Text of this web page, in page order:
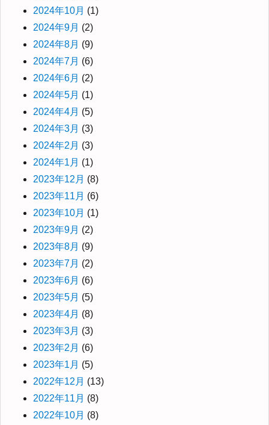
2024年10月 (1)
2024年9月 (2)
2024年8月 (9)
2024年7月 (6)
2024年6月 (2)
2024年5月 (1)
2024年4月 (5)
2024年3月 (3)
2024年2月 (3)
2024年1月 (1)
2023年12月 (8)
2023年11月 (6)
2023年10月 (1)
2023年9月 (2)
2023年8月 (9)
2023年7月 (2)
2023年6月 (6)
2023年5月 (5)
2023年4月 (8)
2023年3月 (3)
2023年2月 (6)
2023年1月 (5)
2022年12月 (13)
2022年11月 (8)
2022年10月 (8)